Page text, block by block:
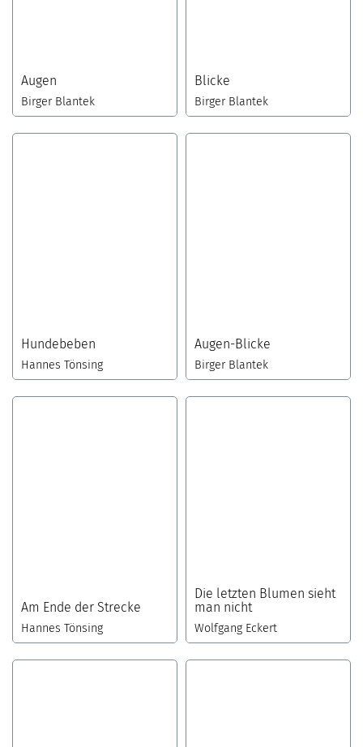
Augen
Birger Blantek
Blicke
Birger Blantek
Hundebeben
Hannes Tönsing
Augen-Blicke
Birger Blantek
Am Ende der Strecke
Hannes Tönsing
Die letzten Blumen sieht
man nicht
Wolfgang Eckert